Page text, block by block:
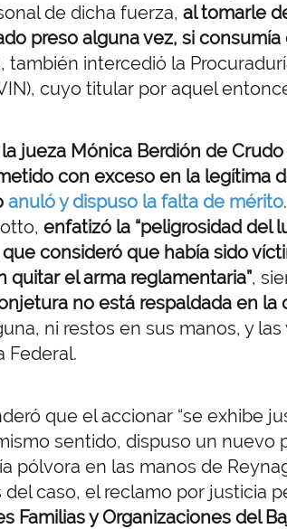
de dicha fuerza, al tomarle
preso alguna vez, si
también intercedió la
cuyo titular por aquel
la jueza Mónica Berdión de
con exceso en la legítima
anuló y dispuso la falta de mérito
enfatizó la “peligrosidad del
consideró que había sido
quitar el arma reglamentaria”,
no está respaldada en la
ni restos en sus manos, y
Federal.
que el accionar “se exhibe
sentido, dispuso un
pólvora en las manos de
caso, el reclamo por justicia
Familias y Organizaciones del